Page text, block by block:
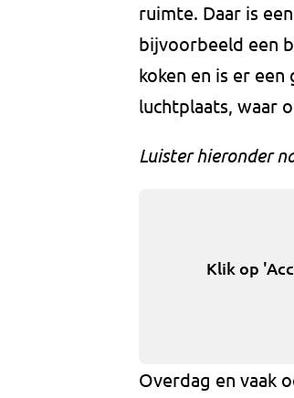
ruimte. Daar is
bijvoorbeeld een
koken en is er
luchtplaats, waar
Luister hieronder
Klik op
Overdag en vaak